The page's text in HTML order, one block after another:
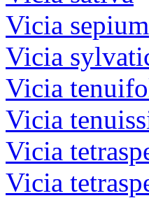
Vicia sepium
Vicia
Vicia
Vicia
Vicia
Vicia